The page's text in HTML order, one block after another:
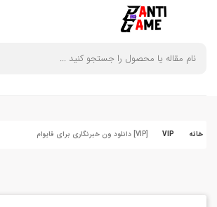
خانه VIP [VIP] دانلود ون خبرنگاری برای فایوام